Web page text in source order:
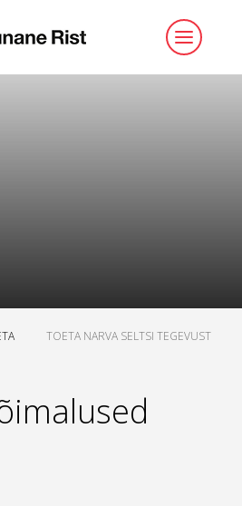
TOETA NARVA SELTSI TEGEVUST